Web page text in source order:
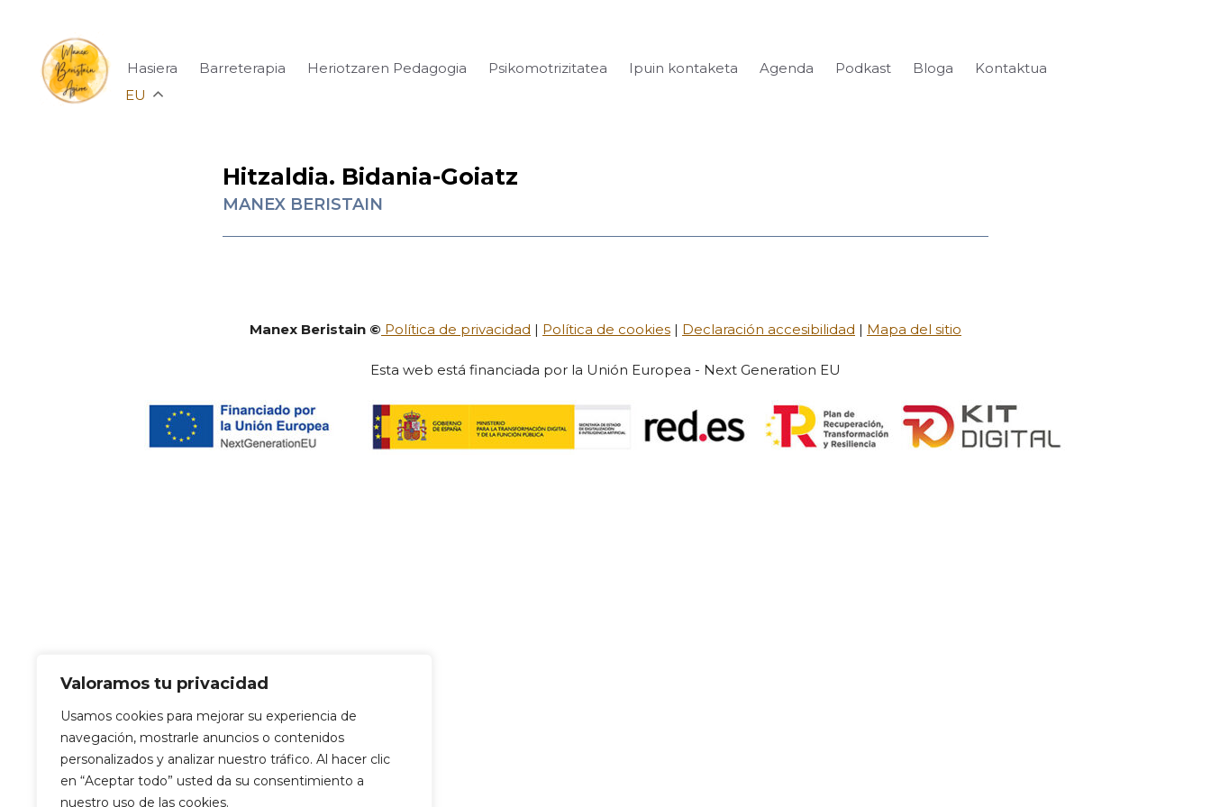
Valoramos tu privacidad
Usamos cookies para mejorar su experiencia de
navegación, mostrarle anuncios o contenidos
personalizados y analizar nuestro tráfico. Al hacer clic
en “Aceptar todo” usted da su consentimiento a
nuestro uso de las cookies.
Hasiera Barreterapia Heriotzaren Pedagogia Psikomotrizitatea Ipuin kontaketa Agenda Podkast Bloga
Kontaktua
EU
Hitzaldia. Bidania-Goiatz
MANEX BERISTAIN
Manex Beristain © Política de privacidad | Política de cookies | Declaración accesibilidad | Mapa del sitio
Esta web está financiada por la Unión Europea - Next Generation EU